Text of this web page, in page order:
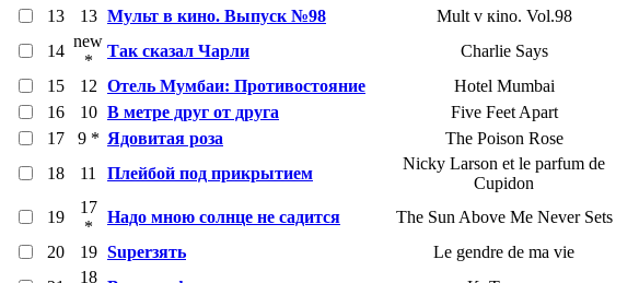
13
13 Мульт в кино. Выпуск №98 Mult v кino. Vol.98
14
new
*
Так сказал Чарли Charlie Says
15
12 Отель Мумбаи: Противостояние Hotel Mumbai
16
10 В метре друг от друга Five Feet Apart
17
9 * Ядовитая роза The Poison Rose
18
11 Плейбой под прикрытием
Nicky Larson et le parfum de
Cupidon
19
17
*
Надо мною солнце не садится The Sun Above Me Never Sets
20
19 Superзять Le gendre de ma vie
18